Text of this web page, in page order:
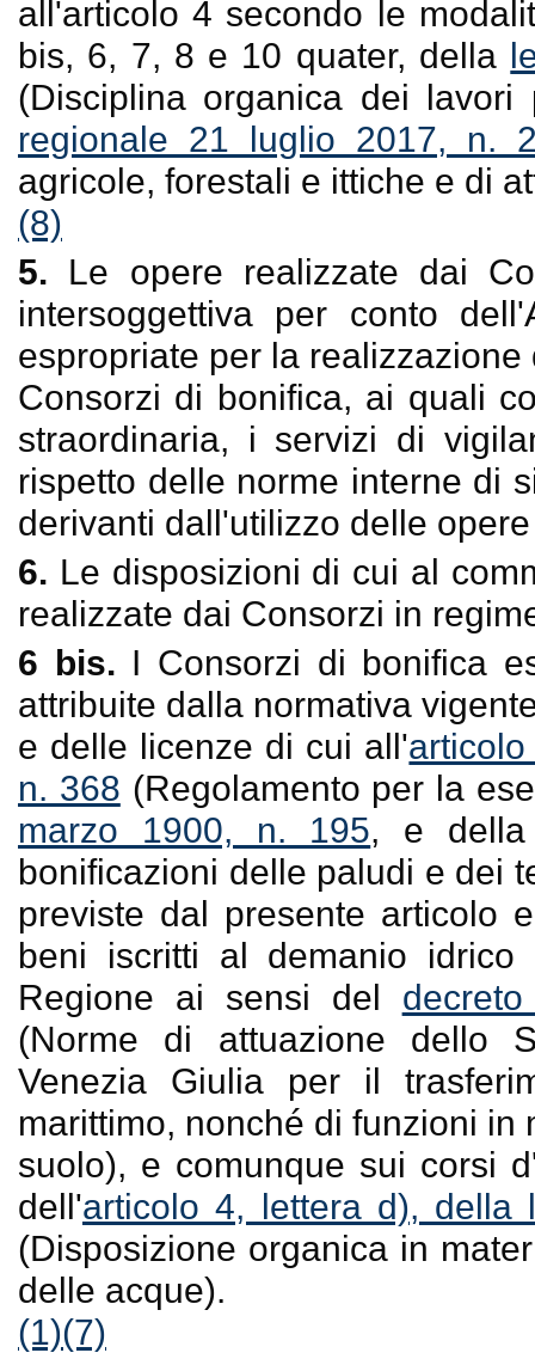
all'articolo 4 secondo le
bis, 6, 7, 8 e 10 quater, della
(Disciplina organica dei lavori
regionale 21 luglio 2017, n.
agricole, forestali e ittiche e di
(8)
5. Le opere realizzate dai
intersoggettiva per conto
espropriate per la
Consorzi di bonifica, ai quali
straordinaria, i servizi di
rispetto delle norme interne di
derivanti dall'utilizzo delle
6. Le disposizioni di cui al
realizzate dai Consorzi in
6 bis. I Consorzi di bonifica
attribuite dalla normativa
e delle licenze di cui all'
n. 368 (Regolamento per la
marzo 1900, n. 195, e
bonificazioni delle paludi e dei
previste dal presente articolo
beni iscritti al demanio
Regione ai sensi del
(Norme di attuazione dello
Venezia Giulia per il
marittimo, nonché di funzioni
suolo), e comunque sui corsi
dell'articolo 4, lettera d), della
(Disposizione organica in
delle acque).
(1)(7)